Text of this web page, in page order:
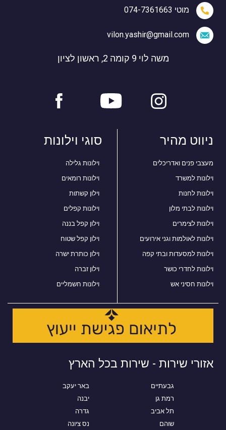
מוטי 074-7361663
vilon.yashir@gmail.com
משה לוי 9 קומה 2, ראשון לציון
ניווט מהיר
מעצבי פנים ואדריכלים
וילונות למשרד
וילונות לחנות
וילונות לבתי מלון
וילונות לצימרים
וילונות לאולמות וגני אירועים
וילונות למסעדות ובתי קפה
וילונות לחדרי כושר
וילונות חסיני אש
סוגי וילונות
וילונות גלילה
וילונות רומאים
וילון קשתות
וילונות קפלים
וילון קפל בננה
וילון קפל שטוח
וילון כותרת ישרה
וילון זברה
וילונות חשמליים
אזורי שירות - שירות בכל הארץ
גבעתיים
רמת גן
תל אביב
שוהם
באר יעקב
יבנה
גדרה
נס ציונה